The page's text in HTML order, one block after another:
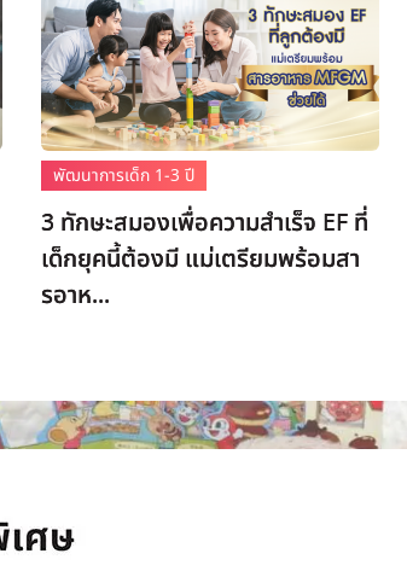
พัฒนาการเด็ก 1-3 ปี
3 ทักษะสมองเพื่อความสำเร็จ EF ที่
เด็กยุคนี้ต้องมี แม่เตรียมพร้อมสา
รอาห...